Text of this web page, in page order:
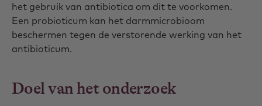
het gebruik van antibiotica om dit te voorkomen.
Een probioticum kan het darmmicrobioom
beschermen tegen de verstorende werking van het
antibioticum.
Doel van het onderzoek